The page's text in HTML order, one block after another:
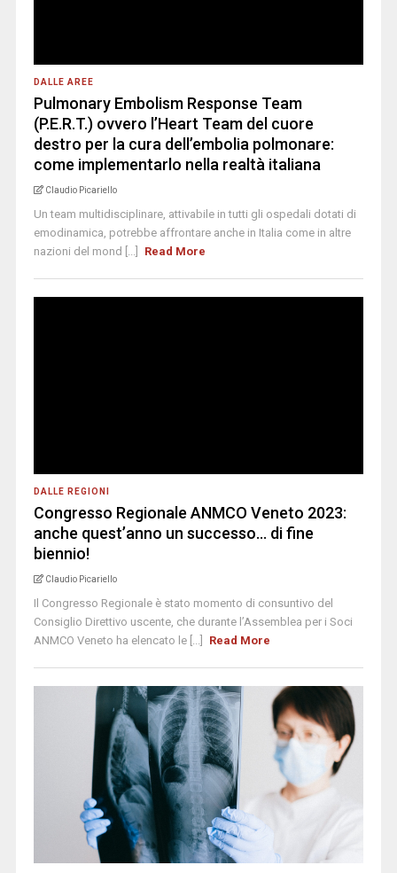
DALLE AREE
Pulmonary Embolism Response Team
(P.E.R.T.) ovvero l’Heart Team del cuore
destro per la cura dell’embolia polmonare:
come implementarlo nella realtà italiana
Claudio Picariello
Un team multidisciplinare, attivabile in tutti gli ospedali dotati di
emodinamica, potrebbe affrontare anche in Italia come in altre
nazioni del mond [...]
Read More
DALLE REGIONI
Congresso Regionale ANMCO Veneto 2023:
anche quest’anno un successo… di fine
biennio!
Claudio Picariello
Il Congresso Regionale è stato momento di consuntivo del
Consiglio Direttivo uscente, che durante l’Assemblea per i Soci
ANMCO Veneto ha elencato le [...]
Read More